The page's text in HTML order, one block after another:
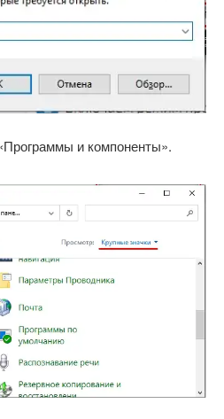
и компоненты».